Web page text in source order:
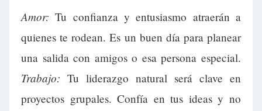
Amor: Tu confianza y entusiasmo atraerán a
quienes te rodean. Es un buen día para planear
una salida con amigos o esa persona especial.
Trabajo: Tu liderazgo natural será clave en
proyectos grupales. Confía en tus ideas y no